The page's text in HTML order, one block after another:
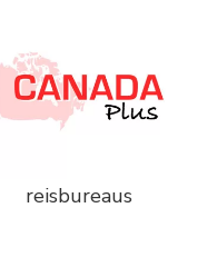
reisbureaus